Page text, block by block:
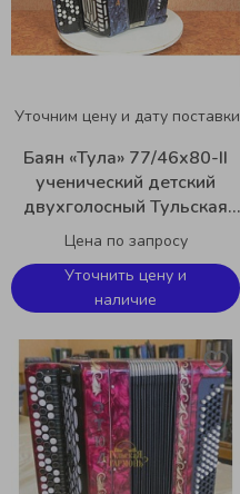
Уточним цену и дату поставки
Баян «Тула» 77/46х80-II
ученический детский
двухголосный Тульская
Гармонь BN-51
Цена по запросу
Уточнить цену и
наличие